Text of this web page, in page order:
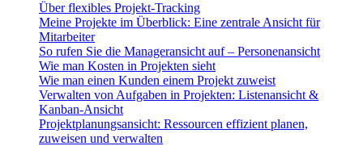
Über flexibles Projekt-Tracking
Meine Projekte im Überblick: Eine zentrale Ansicht für
Mitarbeiter
So rufen Sie die Manageransicht auf – Personenansicht
Wie man Kosten in Projekten sieht
Wie man einen Kunden einem Projekt zuweist
Verwalten von Aufgaben in Projekten: Listenansicht &
Kanban-Ansicht
Projektplanungsansicht: Ressourcen effizient planen,
zuweisen und verwalten